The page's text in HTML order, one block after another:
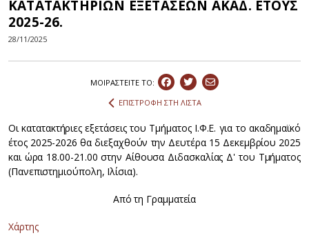
ΚΑΤΑΤΑΚΤΗΡΙΩΝ ΕΞΕΤΑΣΕΩΝ ΑΚΑΔ. ΕΤΟΥΣ
2025-26.
28/11/2025
ΜΟΙΡΑΣΤEIΤΕ ΤΟ:
ΕΠΙΣΤΡΟΦΗ ΣΤΗ ΛΙΣΤΑ
Οι κατατακτήριες εξετάσεις του Τμήματος Ι.Φ.Ε. για το ακαδημαϊκό
έτος 2025-2026 θα διεξαχθούν την Δευτέρα 15 Δεκεμβρίου 2025
και ώρα 18.00-21.00 στην Αίθουσα Διδασκαλίας Δ' του Τμήματος
(Πανεπιστημιούπολη, Ιλίσια).
Από τη Γραμματεία
Χάρτης